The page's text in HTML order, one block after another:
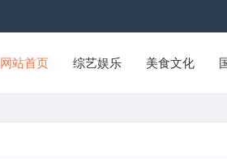
网站首页 综艺娱乐 美食文化